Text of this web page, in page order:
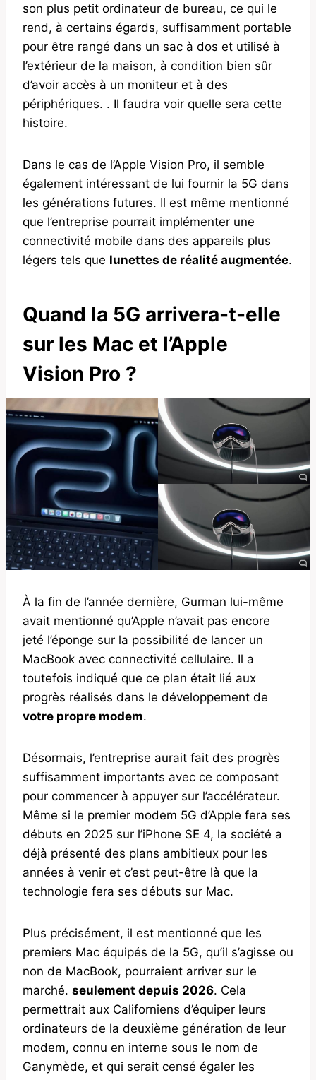
son plus petit ordinateur de bureau, ce qui le
rend, à certains égards, suffisamment portable
pour être rangé dans un sac à dos et utilisé à
l’extérieur de la maison, à condition bien sûr
d’avoir accès à un moniteur et à des
périphériques. . Il faudra voir quelle sera cette
histoire.
Dans le cas de l’Apple Vision Pro, il semble
également intéressant de lui fournir la 5G dans
les générations futures. Il est même mentionné
que l’entreprise pourrait implémenter une
connectivité mobile dans des appareils plus
légers tels que lunettes de réalité augmentée.
Quand la 5G arrivera-t-elle
sur les Mac et l’Apple
Vision Pro ?
À la fin de l’année dernière, Gurman lui-même
avait mentionné qu’Apple n’avait pas encore
jeté l’éponge sur la possibilité de lancer un
MacBook avec connectivité cellulaire. Il a
toutefois indiqué que ce plan était lié aux
progrès réalisés dans le développement de
votre propre modem.
Désormais, l’entreprise aurait fait des progrès
suffisamment importants avec ce composant
pour commencer à appuyer sur l’accélérateur.
Même si le premier modem 5G d’Apple fera ses
débuts en 2025 sur l’iPhone SE 4, la société a
déjà présenté des plans ambitieux pour les
années à venir et c’est peut-être là que la
technologie fera ses débuts sur Mac.
Plus précisément, il est mentionné que les
premiers Mac équipés de la 5G, qu’il s’agisse ou
non de MacBook, pourraient arriver sur le
marché. seulement depuis 2026. Cela
permettrait aux Californiens d’équiper leurs
ordinateurs de la deuxième génération de leur
modem, connu en interne sous le nom de
Ganymède, et qui serait censé égaler les